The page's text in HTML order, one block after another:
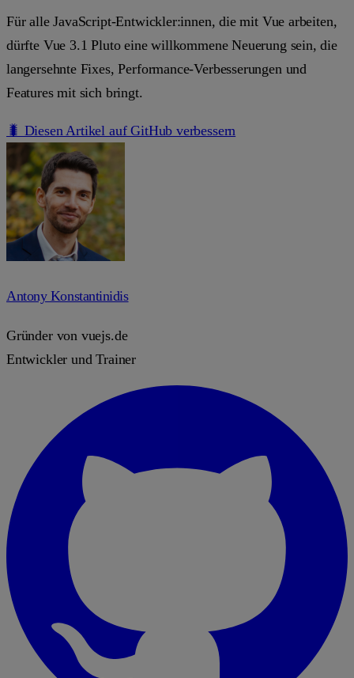
Für alle JavaScript-Entwickler:innen, die mit Vue arbeiten,
dürfte Vue 3.1 Pluto eine willkommene Neuerung sein, die
langersehnte Fixes, Performance-Verbesserungen und
Features mit sich bringt.
🐛 Diesen Artikel auf GitHub verbessern
Antony Konstantinidis
Gründer von vuejs.de
Entwickler und Trainer